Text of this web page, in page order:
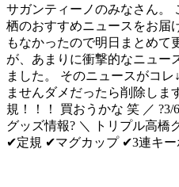
サガンティーノのみなさん。
栖のおすすめニュースをお届
もなかったので明日まとめて
が、あまりに衝撃的なニュー
ました。 そのニュースがコレ
ませんダメだったら削除しま
規！！！ 買おうかな 笑 ／ ?3/
グッズ情報? ＼ トリプル高橋
✔定規 ✔マグカップ ✔3連キー